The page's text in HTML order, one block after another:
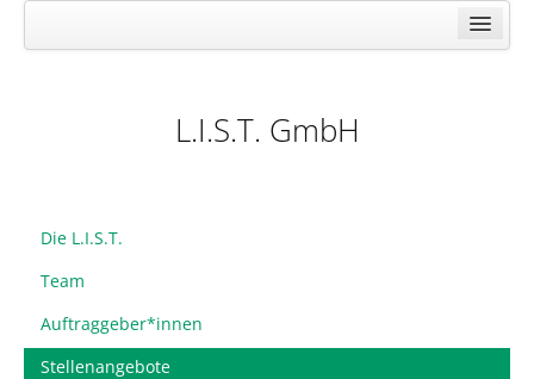
Projektarchiv
L.I.S.T. GmbH
Die L.I.S.T.
Team
Auftraggeber*innen
Stellenangebote